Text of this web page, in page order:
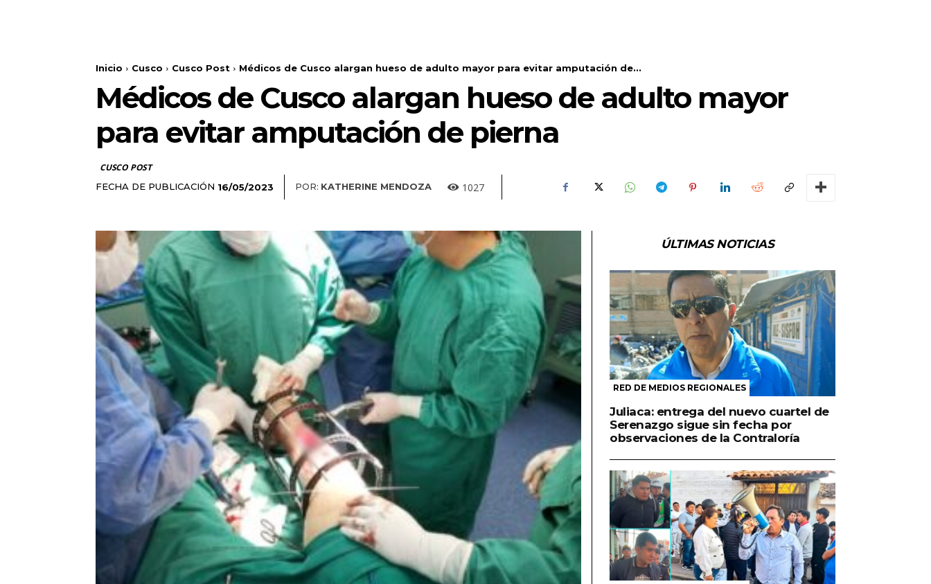
Inicio Cusco Cusco Post Médicos de Cusco alargan hueso de adulto mayor para evitar amputación de...
Médicos de Cusco alargan hueso de adulto mayor
para evitar amputación de pierna
CUSCO POST
FECHA DE PUBLICACIÓN 16/05/2023 POR: KATHERINE MENDOZA 1027
ÚLTIMAS NOTICIAS
RED DE MEDIOS REGIONALES
Juliaca: entrega del nuevo cuartel de
Serenazgo sigue sin fecha por
observaciones de la Contraloría